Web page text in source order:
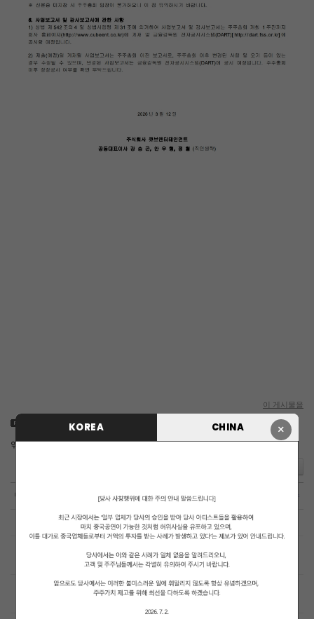
×
KOREA CHINA
이 게시물을
엮인글 :
번호 제목 글쓴이 조회 수
제13기 결산공고 관리자 2026-03-27
(주)큐브엔터테인먼트 제13기(2025년) 감
관리자 2026-03-19